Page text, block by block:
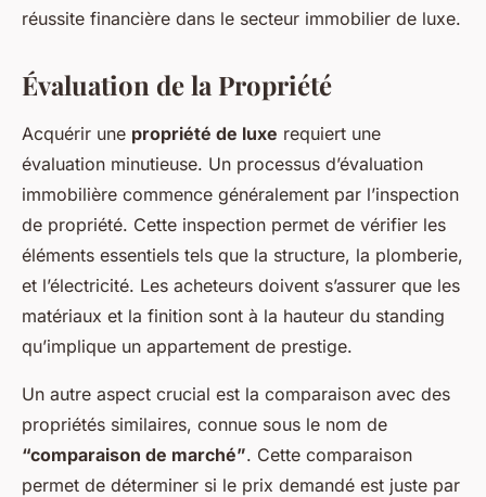
réussite financière dans le secteur immobilier de luxe.
Évaluation de la Propriété
Acquérir une propriété de luxe requiert une
évaluation minutieuse. Un processus d’évaluation
immobilière commence généralement par l’inspection
de propriété. Cette inspection permet de vérifier les
éléments essentiels tels que la structure, la plomberie,
et l’électricité. Les acheteurs doivent s’assurer que les
matériaux et la finition sont à la hauteur du standing
qu’implique un appartement de prestige.
Un autre aspect crucial est la comparaison avec des
propriétés similaires, connue sous le nom de
“comparaison de marché”. Cette comparaison
permet de déterminer si le prix demandé est juste par